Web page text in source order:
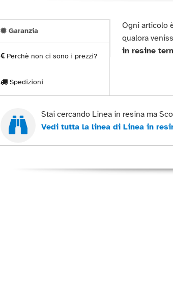
Garanzia
Perchè non ci sono i prezzi?
Spedizioni
Ogni articolo
qualora
in resine
Stai cercando Linea in resina ma
Vedi tutta la linea di Linea in